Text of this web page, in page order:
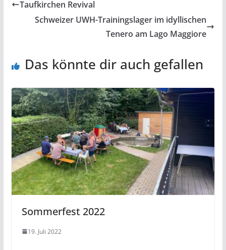
Taufkirchen Revival
Schweizer UWH-Trainingslager im idyllischen
Tenero am Lago Maggiore
Das könnte dir auch gefallen
Sommerfest 2022
19. Juli 2022